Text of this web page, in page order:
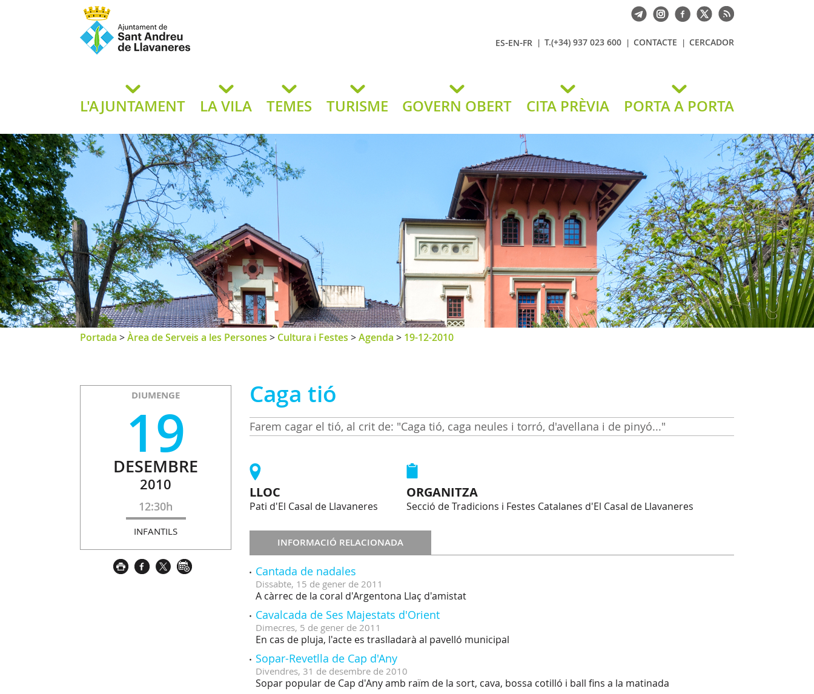
de Llavaneres
ES-EN-FR T.(+34) 937 023 600 CONTACTE CERCADOR
L'AJUNTAMENT LA VILA TEMES TURISME GOVERN OBERT CITA PRÈVIA PORTA A PORTA
Portada >Àrea de Serveis a les Persones > Cultura i Festes >Agenda > 19-12-2010
DIUMENGE
19
DESEMBRE
2010
12:30h
INFANTILS
Caga tió
Farem cagar el tió, al crit de: "Caga tió, caga neules i torró, d'avellana i de pinyó..."
LLOC
Pati d'El Casal de Llavaneres
ORGANITZA
Secció de Tradicions i Festes Catalanes d'El Casal de Llavaneres
INFORMACIÓ RELACIONADA
Cantada de nadales
Dissabte, 15 de gener de 2011
A càrrec de la coral d'Argentona Llaç d'amistat
Cavalcada de Ses Majestats d'Orient
Dimecres, 5 de gener de 2011
En cas de pluja, l'acte es traslladarà al pavelló municipal
Sopar-Revetlla de Cap d'Any
Divendres, 31 de desembre de 2010
Sopar popular de Cap d'Any amb raïm de la sort, cava, bossa cotilló i ball fins a la matinada